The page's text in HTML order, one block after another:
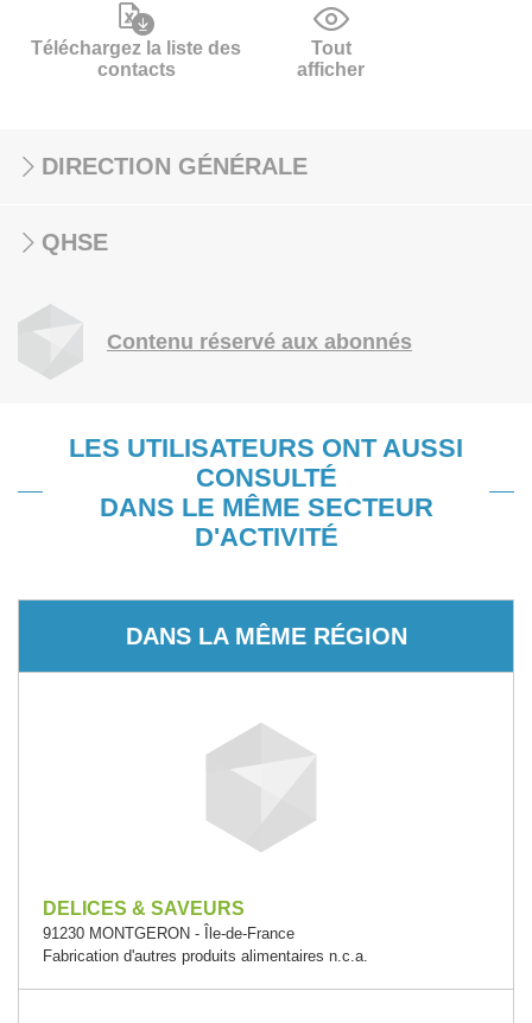
Téléchargez la liste des
contacts
Tout
afficher
DIRECTION GÉNÉRALE
QHSE
Contenu réservé aux abonnés
LES UTILISATEURS ONT AUSSI
CONSULTÉ
DANS LE MÊME SECTEUR
D'ACTIVITÉ
DANS LA MÊME RÉGION
DELICES & SAVEURS
91230 MONTGERON - Île-de-France
Fabrication d'autres produits alimentaires n.c.a.